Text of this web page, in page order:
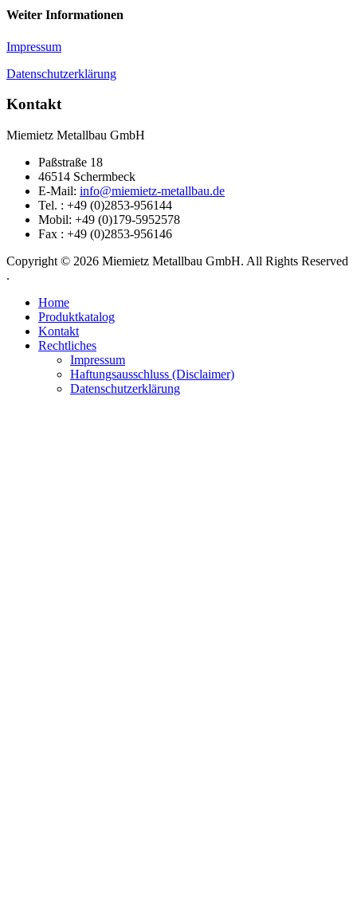
Weiter Informationen
Impressum
Datenschutzerklärung
Kontakt
Miemietz Metallbau GmbH
Paßstraße 18
46514 Schermbeck
E-Mail: info@miemietz-metallbau.de
Tel. : +49 (0)2853-956144
Mobil: +49 (0)179-5952578
Fax : +49 (0)2853-956146
Copyright © 2026 Miemietz Metallbau GmbH. All Rights Reserved
.
Home
Produktkatalog
Kontakt
Rechtliches
Impressum
Haftungsausschluss (Disclaimer)
Datenschutzerklärung